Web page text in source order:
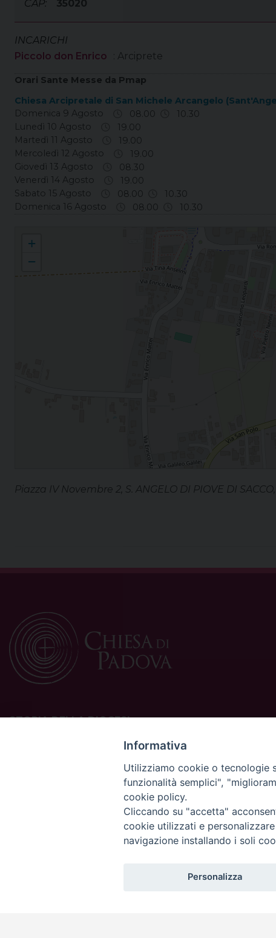
CAP:
35020
INCARICHI
Piccolo don Enrico
: Arciprete
Orari Sante Messe da Pmap
Chiesa Arcipretale di San Michele Arcangelo
Domenica 9 Agosto
08.00
10.30
Lunedì 10 Agosto
19.00
Martedì 11 Agosto
19.00
Mercoledì 12 Agosto
19.00
Giovedì 13 Agosto
08.30
Venerdì 14 Agosto
19.00
Sabato 15 Agosto
08.00
10.30
Domenica 16 Agosto
08.00 10.30
+
−
Piazza IV Novembre 2, S. ANGELO DI PIOVE DI
STORIA DELLA DIOCESI
La Diocesi di Padova è una sede della Chiesa cattolica in
alla Regione Ecclesiastica Triveneto.
È costituita da 454 parrocchie situate nelle province di
Padova, Vicenza, Venezia, Treviso, Belluno.
È retta dal vescovo Claudio Cipolla.
Informativa
Utilizziamo cookie o tecnologie
funzionalità semplici",
cookie policy.
Cliccando su "accetta"
cookie utilizzati e
navigazione installando i soli
Personalizza